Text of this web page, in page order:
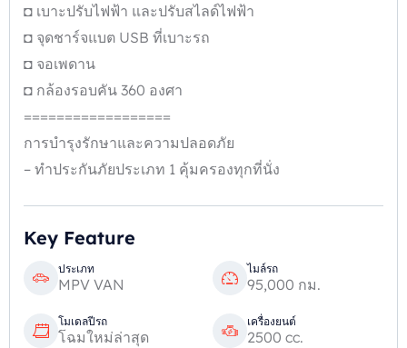
◘ เบาะปรับไฟฟ้า และปรับสไลด์ไฟฟ้า
◘ จุดชาร์จแบต USB ที่เบาะรถ
◘ จอเพดาน
◘ กล้องรอบคัน 360 องศา
==================
การบำรุงรักษาและความปลอดภัย
– ทำประกันภัยประเภท 1 คุ้มครองทุกที่นั่ง
Key Feature
ประเภท
MPV VAN
ไมล์รถ
95,000 กม.
โมเดลปีรถ
โฉมใหม่ล่าสุด
เครื่องยนต์
2500 cc.